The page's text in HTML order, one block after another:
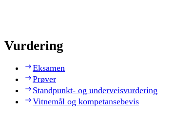
Vurdering
Eksamen
Prøver
Standpunkt- og underveisvurdering
Vitnemål og kompetansebevis